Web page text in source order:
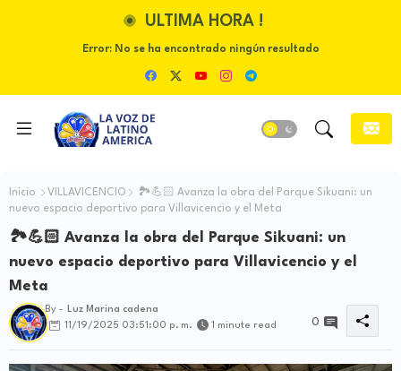
ULTIMA HORA !
Error:No se ha encontrado ningún resultado
Inicio VILLAVICENCIO
🏞️💪🏻 Avanza la obra del Parque Sikuani: un
nuevo espacio deportivo para Villavicencio y el Meta
🏞️💪🏻 Avanza la obra del Parque Sikuani: un
nuevo espacio deportivo para Villavicencio y el
Meta
By -
Luz Marina cadena
11/19/2025 03:51:00 p. m.
1 minute read 0